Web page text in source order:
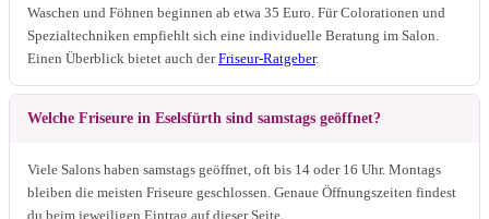
Waschen und Föhnen beginnen ab etwa 35 Euro. Für Colorationen und
Spezialtechniken empfiehlt sich eine individuelle Beratung im Salon.
Einen Überblick bietet auch derFriseur-Ratgeber.
Welche Friseure in Eselsfürth sind samstags geöffnet?
Viele Salons haben samstags geöffnet, oft bis 14 oder 16 Uhr. Montags
bleiben die meisten Friseure geschlossen. Genaue Öffnungszeiten findest
du beim jeweiligen Eintrag auf dieser Seite.